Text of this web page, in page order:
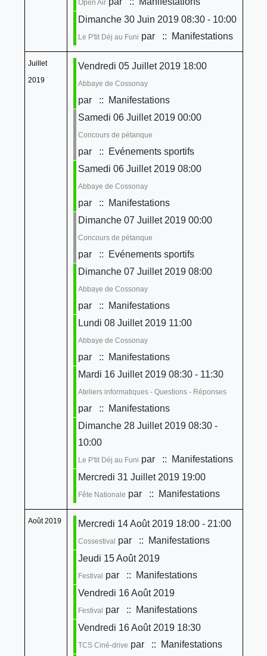
Open Air
Dimanche 30 Juin 2019 08:30 - 10:00
Le P'tit Déj au Funi par :: Manifestations
Juillet
2019
Vendredi 05 Juillet 2019 18:00
Abbaye de Cossonay
par
:: Manifestations
Samedi 06 Juillet 2019 00:00
Concours de pétanque
par
:: Evénements sportifs
Samedi 06 Juillet 2019 08:00
Abbaye de Cossonay
par
:: Manifestations
Dimanche 07 Juillet 2019 00:00
Concours de pétanque
par
:: Evénements sportifs
Dimanche 07 Juillet 2019 08:00
Abbaye de Cossonay
par
:: Manifestations
Lundi 08 Juillet 2019 11:00
Abbaye de Cossonay
par
:: Manifestations
Mardi 16 Juillet 2019 08:30 - 11:30
Ateliers informatiques - Questions - Réponses
par
:: Manifestations
Dimanche 28 Juillet 2019 08:30 -
10:00
Le P'tit Déj au Funi par
:: Manifestations
Mercredi 31 Juillet 2019 19:00
Fête Nationale par :: Manifestations
Août 2019 Mercredi 14 Août 2019 18:00 - 21:00
Cossestival par
:: Manifestations
Jeudi 15 Août 2019
Festival par
:: Manifestations
Vendredi 16 Août 2019
Festival par
:: Manifestations
Vendredi 16 Août 2019 18:30
TCS Ciné-drive par
:: Manifestations